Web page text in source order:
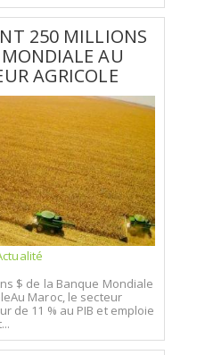
250 MILLIONS
AU
AGRICOLE
$ de la Banque Mondiale
Maroc, le secteur
de 11 % au PIB et emploie